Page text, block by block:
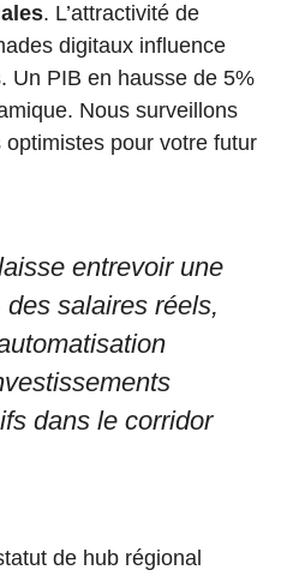
. L’attractivité de
digitaux influence
Un PIB en hausse de 5%
Nous surveillons
pour votre futur
entrevoir une
salaires réels,
dans le corridor
de hub régional